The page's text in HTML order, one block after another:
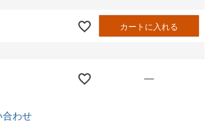
カートに入れる
—
合わせ